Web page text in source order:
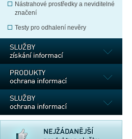
Nástrahové prostředky a neviditelné
značení
Testy pro odhalení nevěry